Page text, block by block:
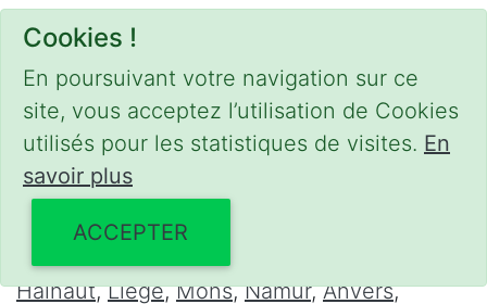
Cookies !
En poursuivant votre navigation sur ce
site, vous acceptez l’utilisation de Cookies
utilisés pour les statistiques de visites. En
savoir plus
ACCEPTER
Phone :
0475 47 20 19
Email :
mobilii@tcontact.me
Décalaminage & Régénération FAP à
domicile
Interventions urgentes sur la Belgique dans
les régions suivantes :
Bruxelles
Brabant Wallon
Hainaut,Liège,Mons,Namur,Anvers,